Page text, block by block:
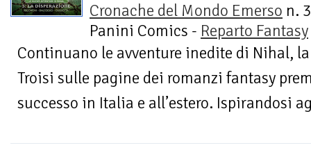
Cronache del Mondo Emerso n.
Panini Comics - Reparto Fantasy
Continuano le avventure inedite di Nihal,
Troisi sulle pagine dei romanzi fantasy
successo in Italia e all’estero. Ispirandosi